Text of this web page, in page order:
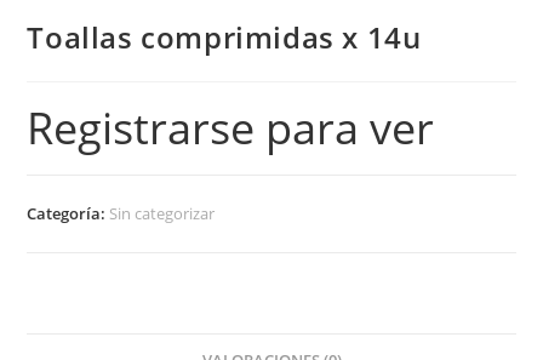
Toallas comprimidas x 14u
Registrarse para ver
Categoría: Sin categorizar